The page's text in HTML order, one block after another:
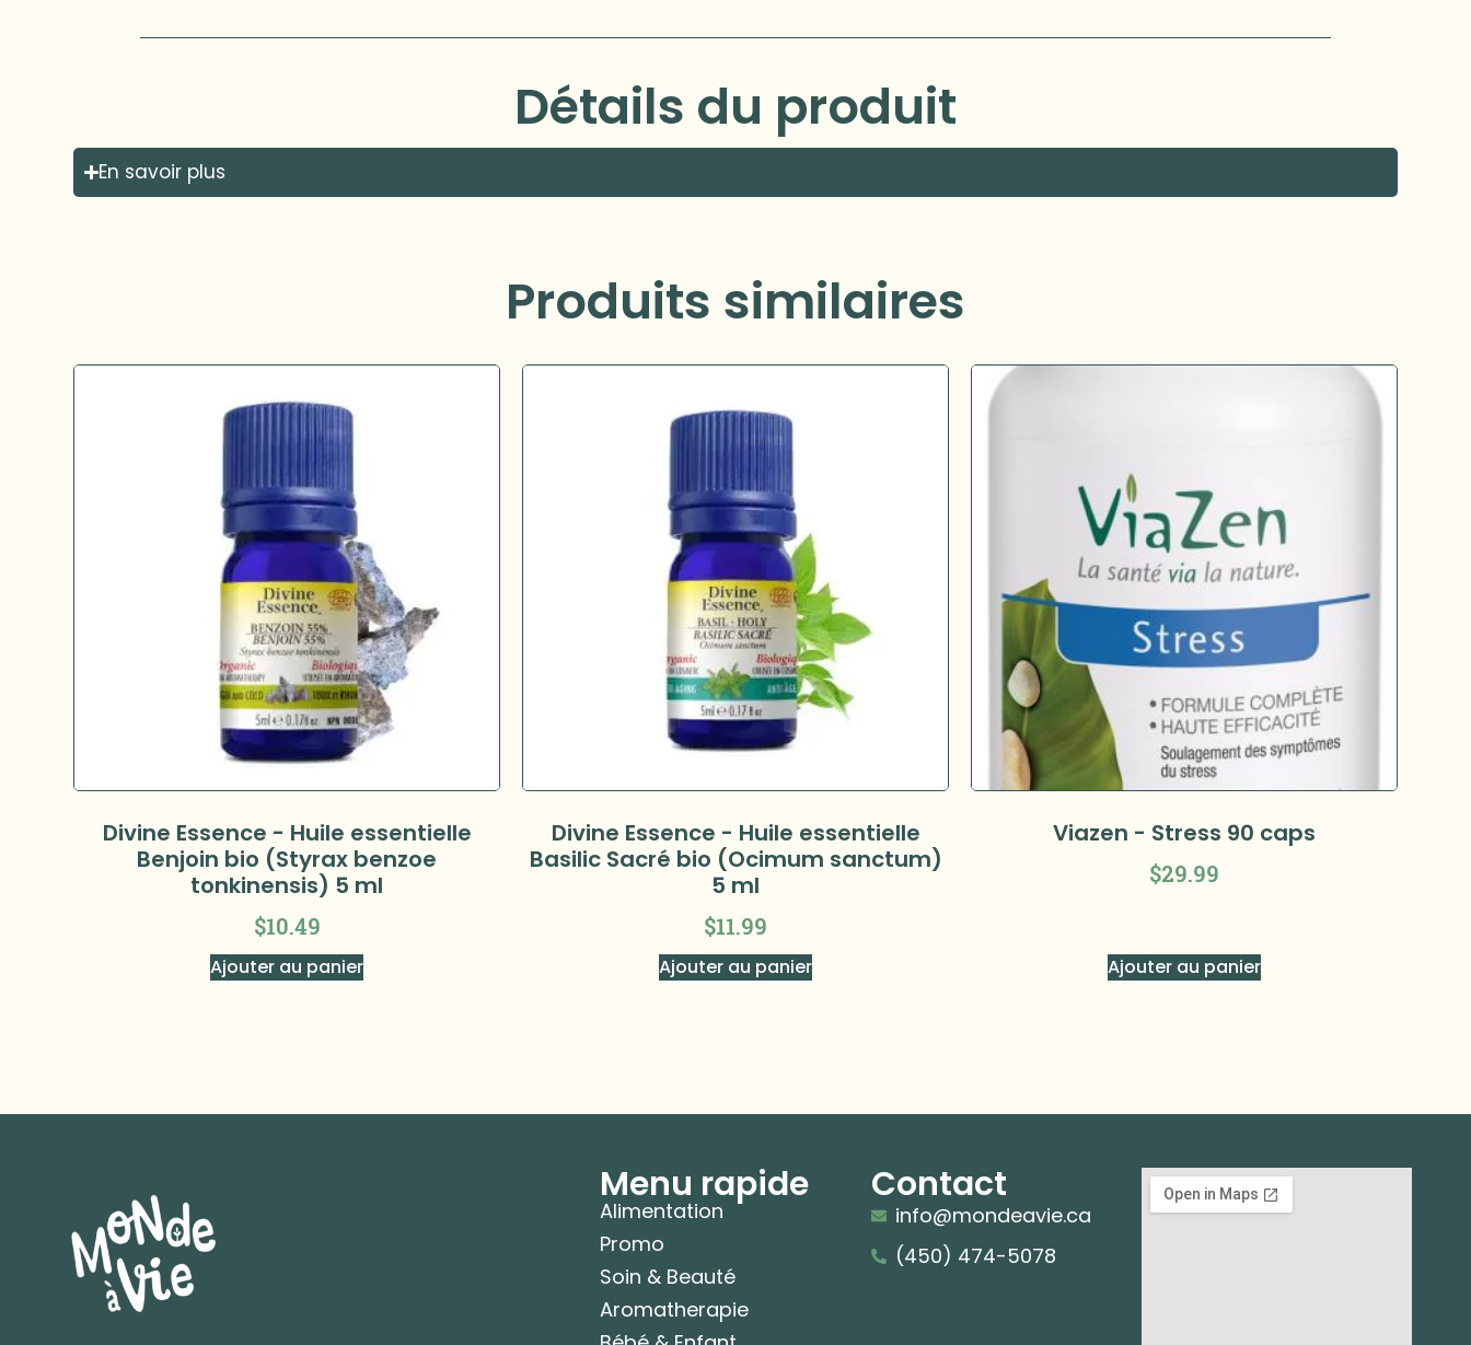
Détails du produit
En savoir plus
Produits similaires
Divine Essence - Huile essentielle
Benjoin bio (Styrax benzoe
tonkinensis) 5 ml
$10.49
Ajouter au panier
Divine Essence - Huile essentielle
Basilic Sacré bio (Ocimum sanctum)
5 ml
$11.99
Ajouter au panier
Viazen - Stress 90 caps
$29.99
Ajouter au panier
Menu rapide
Alimentation
Promo
Soin & Beauté
Aromatherapie
Contact
info@mondeavie.ca
(450) 474-5078